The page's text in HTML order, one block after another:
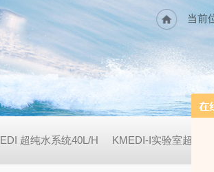
当前
EDI 超纯水系统40L/H KMEDI-I实验室超纯